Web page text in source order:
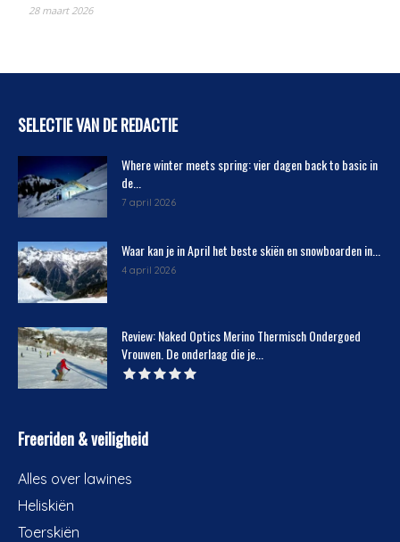
28 maart 2026
SELECTIE VAN DE REDACTIE
Where winter meets spring: vier dagen back to basic in
de...
7 april 2026
Waar kan je in April het beste skiën en snowboarden in...
4 april 2026
Review: Naked Optics Merino Thermisch Ondergoed
Vrouwen. De onderlaag die je...
Freeriden & veiligheid
Alles over lawines
Heliskiën
Toerskiën